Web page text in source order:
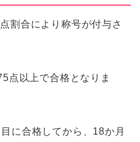
割合により称号が付与さ
点以上で合格となりま
に合格してから、18か月